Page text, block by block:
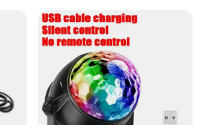
environments. The sleek,
with multi-color LED lights
is transformed into a vibrant
audiences with their vivid
a professional DJ or an
lights are the perfect addition